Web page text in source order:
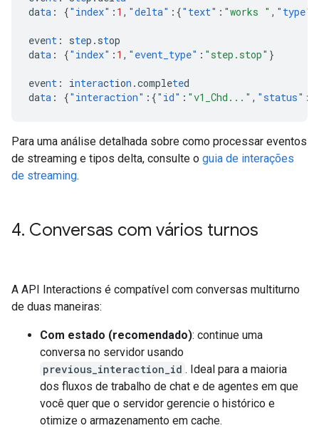
data : {"index" : 1 , "delta" :{"text" : "works " , "type"
event : step.stop
data : {"index" : 1 , "event_type" : "step.stop" }
event : interaction .completed
data : {"interaction" :{"id" : "v1_Chd..." , "status" :
Para uma análise detalhada sobre como processar eventos
de streaming e tipos delta, consulte o guia de interações
de streaming.
4. Conversas com vários turnos
A API Interactions é compatível com conversas multiturno
de duas maneiras:
Com estado (recomendado): continue uma
conversa no servidor usando
previous_interaction_id . Ideal para a maioria
dos fluxos de trabalho de chat e de agentes em que
você quer que o servidor gerencie o histórico e
otimize o armazenamento em cache.